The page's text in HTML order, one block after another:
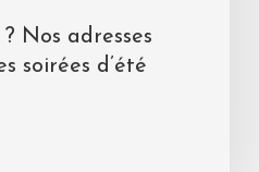
Nos adresses
soirées d’été